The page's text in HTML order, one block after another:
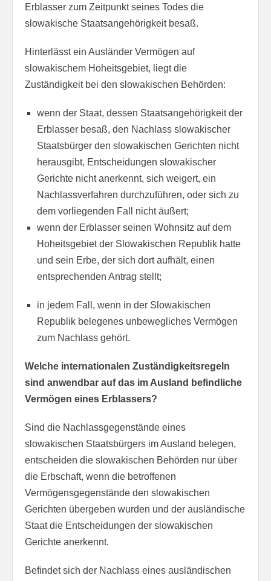
Erblasser zum Zeitpunkt seines Todes die
slowakische Staatsangehörigkeit besaß.
Hinterlässt ein Ausländer Vermögen auf
slowakischem Hoheitsgebiet, liegt die
Zuständigkeit bei den slowakischen Behörden:
wenn der Staat, dessen Staatsangehörigkeit der
Erblasser besaß, den Nachlass slowakischer
Staatsbürger den slowakischen Gerichten nicht
herausgibt, Entscheidungen slowakischer
Gerichte nicht anerkennt, sich weigert, ein
Nachlassverfahren durchzuführen, oder sich zu
dem vorliegenden Fall nicht äußert;
wenn der Erblasser seinen Wohnsitz auf dem
Hoheitsgebiet der Slowakischen Republik hatte
und sein Erbe, der sich dort aufhält, einen
entsprechenden Antrag stellt;
in jedem Fall, wenn in der Slowakischen
Republik belegenes unbewegliches Vermögen
zum Nachlass gehört.
Welche internationalen Zuständigkeitsregeln
sind anwendbar auf das im Ausland befindliche
Vermögen eines Erblassers?
Sind die Nachlassgegenstände eines
slowakischen Staatsbürgers im Ausland belegen,
entscheiden die slowakischen Behörden nur über
die Erbschaft, wenn die betroffenen
Vermögensgegenstände den slowakischen
Gerichten übergeben wurden und der ausländische
Staat die Entscheidungen der slowakischen
Gerichte anerkennt.
Befindet sich der Nachlass eines ausländischen